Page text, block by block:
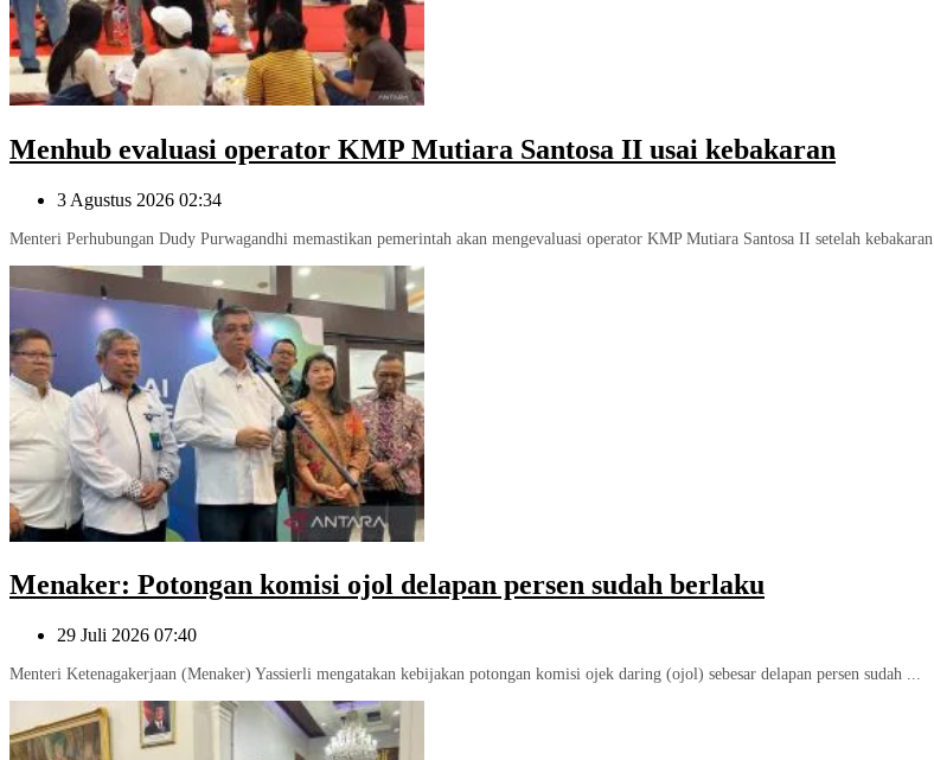
Menhub evaluasi operator KMP Mutiara Santosa II usai kebakaran
3 Agustus 2026 02:34
Menteri Perhubungan Dudy Purwagandhi memastikan pemerintah akan mengevaluasi operator KMP Mutiara Santosa II setelah kebakaran
Menaker: Potongan komisi ojol delapan persen sudah berlaku
29 Juli 2026 07:40
Menteri Ketenagakerjaan (Menaker) Yassierli mengatakan kebijakan potongan komisi ojek daring (ojol) sebesar delapan persen sudah ...